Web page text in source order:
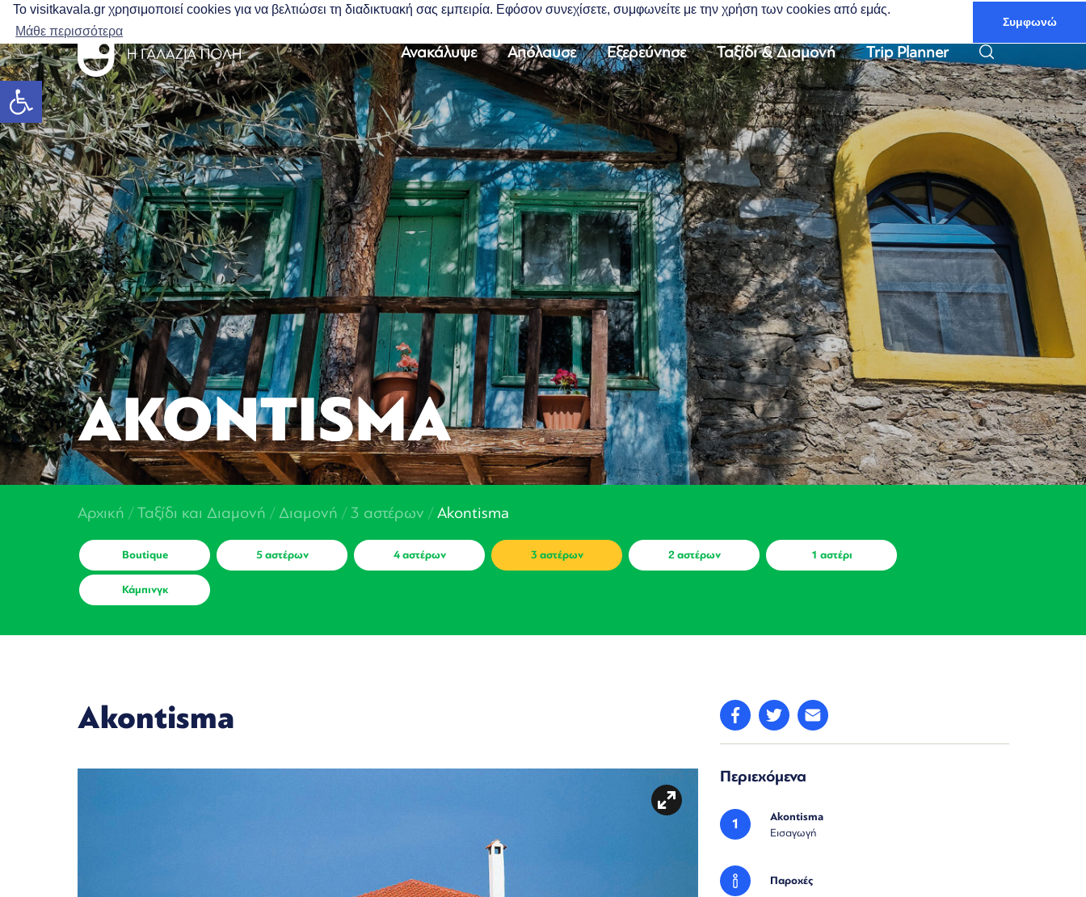
Το visitkavala.gr χρησιμοποιεί cookies για να βελτιώσει τη διαδικτυακή σας εμπειρία. Εφόσον συνεχίσετε, συμφωνείτε με την χρήση των cookies από εμάς.
Μάθε περισσότερα
Συμφωνώ
Ανοίξτε τη γραμμή εργαλείων
Ανακάλυψε Απόλαυσε Εξερεύνησε Ταξίδι & Διαμονή Trip Planner
AKONTISMA
Αρχική / Ταξίδι και Διαμονή / Διαμονή / 3 αστέρων / Akontisma
Boutique 5 αστέρων 4 αστέρων 3 αστέρων 2 αστέρων 1 αστέρι
Κάμπινγκ
Περιεχόμενα
1 Akontisma
Εισαγωγή
Παροχές
Akontisma